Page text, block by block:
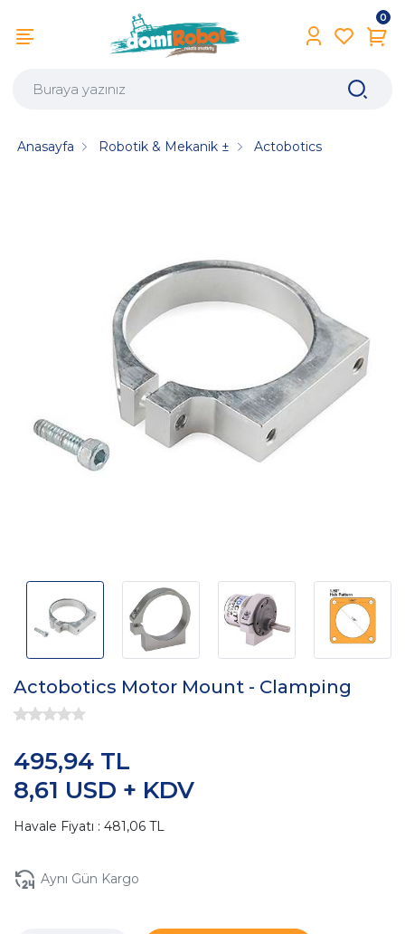
0
Anasayfa Robotik & Mekanik ± Actobotics
Actobotics Motor Mount - Clamping
8,61 USD + KDV
495,94 TL
Havale Fiyatı : 481,06 TL
Aynı Gün Kargo